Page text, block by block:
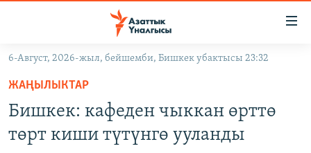
Навигацияга
өтүңүз
Издөөгө
салыңыз
УКРАИНА
6-Август, 2026-жыл, бейшемби, Бишкек убактысы 23:32
ЖАҢЫЛЫКТАР
Бишкек: кафеден чыккан өрттө
төрт киши түтүнгө ууланды